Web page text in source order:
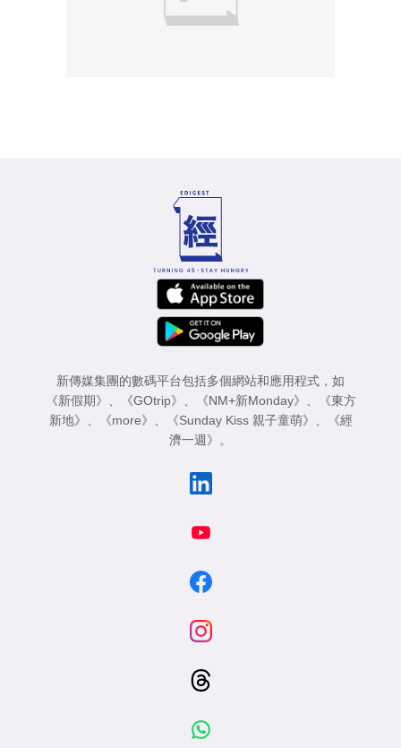
新傳媒集團的數碼平台包括多個網站和應用程式，如
《新假期》
《GOtrip》 《NM+新Monday》
《東方
新地》
《more》 《Sunday Kiss 親子童萌》
《經
濟一週》
。